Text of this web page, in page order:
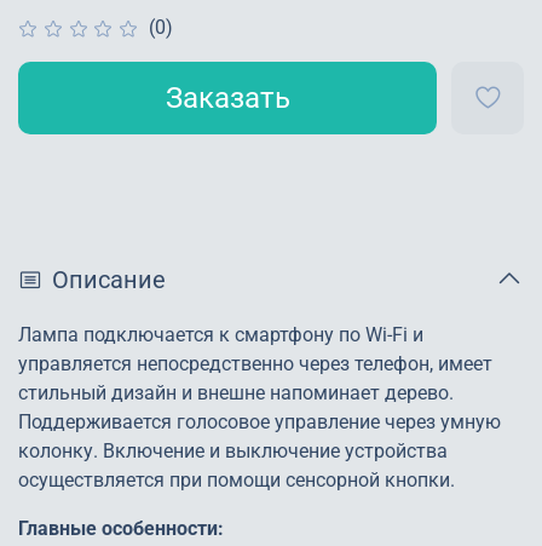
(0)
Заказать
Описание
Лампа подключается к смартфону по Wi-Fi и
управляется непосредственно через телефон, имеет
стильный дизайн и внешне напоминает дерево.
Поддерживается голосовое управление через умную
колонку. Включение и выключение устройства
осуществляется при помощи сенсорной кнопки.
Главные особенности: